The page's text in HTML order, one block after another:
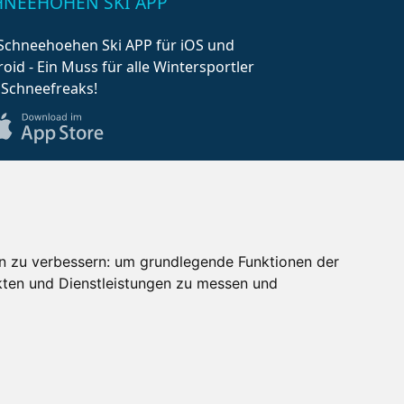
zu verbessern: um grundlegende Funktionen der
und Dienstleistungen zu messen und
Ski APP für iOS und
- Ein Muss für alle Wintersportler
Newsletter Mediadaten